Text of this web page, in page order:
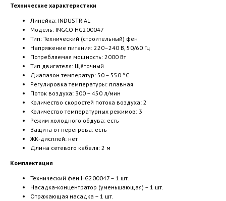
Технические характеристики
Линейка: INDUSTRIAL
Модель: INGCO HG200047
Тип: Технический (строительный) фен
Напряжение питания: 220–240 В, 50/60 Гц
Потребляемая мощность: 2000 Вт
Тип двигателя: Щёточный
Диапазон температур: 50 – 550 °C
Регулировка температуры: плавная
Поток воздуха: 300 – 450 л/мин
Количество скоростей потока воздуха: 2
Количество температурных режимов: 3
Режим холодного обдува: есть
Защита от перегрева: есть
ЖК-дисплей: нет
Длина сетевого кабеля: 2 м
Комплектация
Технический фен HG200047 – 1 шт.
Насадка-концентратор (уменьшающая) – 1 шт.
Отражающая насадка – 1 шт.